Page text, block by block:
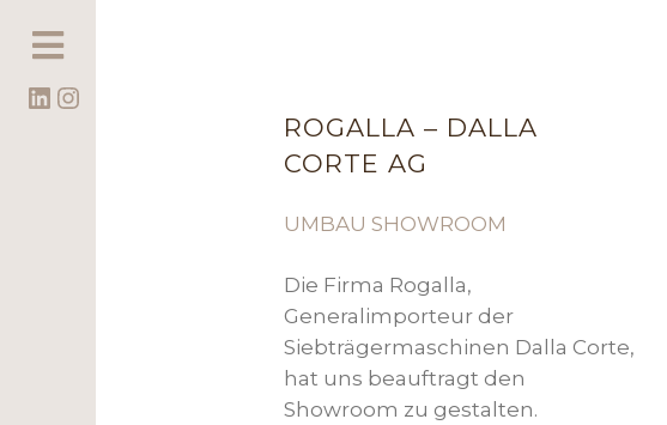
LinkedIn
Instagram
ROGALLA – DALLA
CORTE AG
UMBAU SHOWROOM
Die Firma Rogalla,
Generalimporteur der
Siebträgermaschinen Dalla Corte,
hat uns beauftragt den
Showroom zu gestalten.